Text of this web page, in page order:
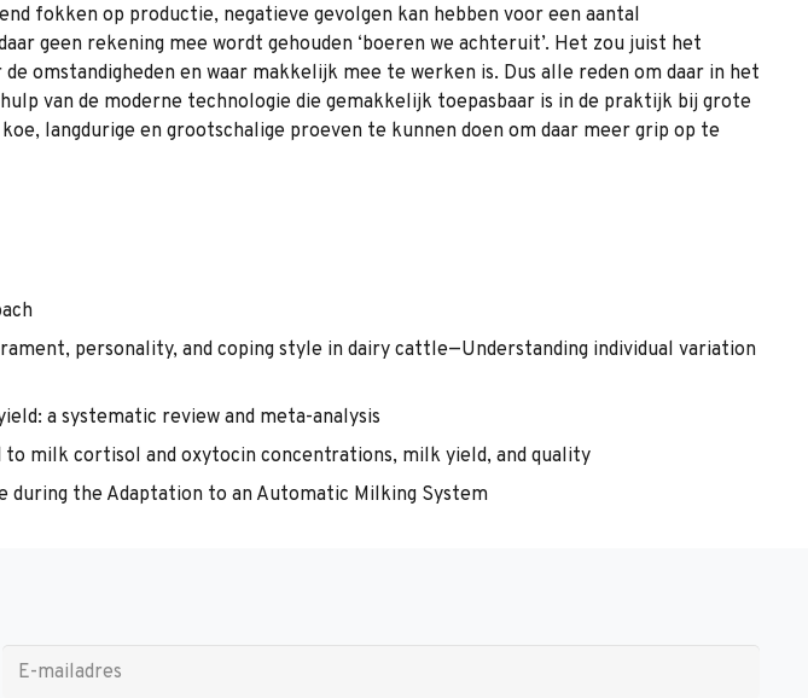
fokken op productie, negatieve gevolgen kan hebben voor een aantal
geen rekening mee wordt gehouden ‘boeren we achteruit’. Het zou juist het
omstandigheden en waar makkelijk mee te werken is. Dus alle reden om daar in het
van de moderne technologie die gemakkelijk toepasbaar is in de praktijk bij grote
langdurige en grootschalige proeven te kunnen doen om daar meer grip op te
personality, and coping style in dairy cattle—Understanding individual variation
a systematic review and meta-analysis
milk cortisol and oxytocin concentrations, milk yield, and quality
during the Adaptation to an Automatic Milking System